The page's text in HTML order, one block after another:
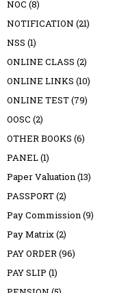
NOC (8)
NOTIFICATION (21)
NSS (1)
ONLINE CLASS (2)
ONLINE LINKS (10)
ONLINE TEST(79)
OOSC (2)
OTHER BOOKS (6)
PANEL(1)
Paper Valuation (13)
PASSPORT(2)
Pay Commission (9)
Pay Matrix (2)
PAY ORDER (96)
PAY SLIP (1)